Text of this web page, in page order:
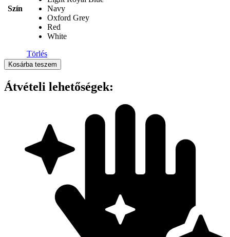
Szín
Navy
Oxford Grey
Red
White
Törlés
Kariban
-
FULL
ZIP
Kosárba teszem
Átvételi lehetőségek: